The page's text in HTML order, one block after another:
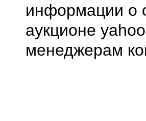
информации о
аукционе
менеджерам